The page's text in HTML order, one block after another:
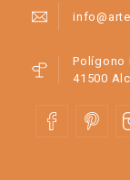
Polígono
41500